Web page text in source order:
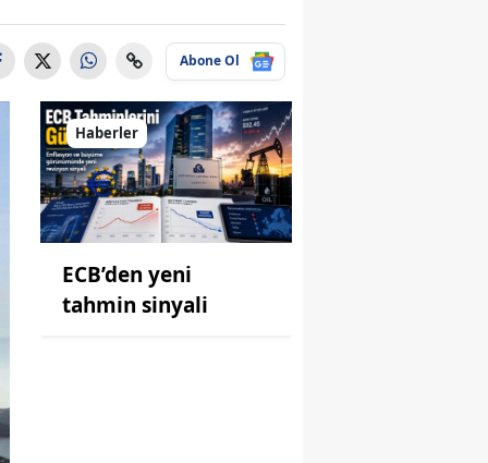
Abone Ol
Haberler
ECB’den yeni
tahmin sinyali